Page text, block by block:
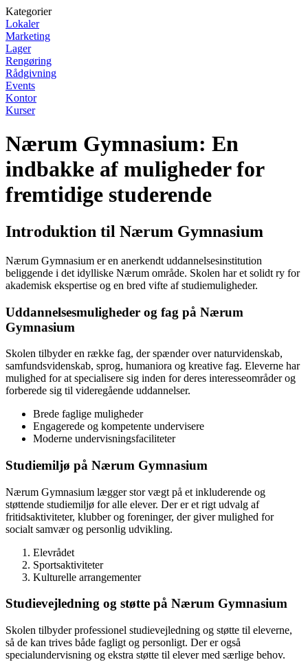
Kategorier
Lokaler
Marketing
Lager
Rengøring
Rådgivning
Events
Kontor
Kurser
Nærum Gymnasium: En
indbakke af muligheder for
fremtidige studerende
Introduktion til Nærum Gymnasium
Nærum Gymnasium er en anerkendt uddannelsesinstitution
beliggende i det idylliske Nærum område. Skolen har et solidt ry for
akademisk ekspertise og en bred vifte af studiemuligheder.
Uddannelsesmuligheder og fag på Nærum
Gymnasium
Skolen tilbyder en række fag, der spænder over naturvidenskab,
samfundsvidenskab, sprog, humaniora og kreative fag. Eleverne har
mulighed for at specialisere sig inden for deres interesseområder og
forberede sig til videregående uddannelser.
Brede faglige muligheder
Engagerede og kompetente undervisere
Moderne undervisningsfaciliteter
Studiemiljø på Nærum Gymnasium
Nærum Gymnasium lægger stor vægt på et inkluderende og
støttende studiemiljø for alle elever. Der er et rigt udvalg af
fritidsaktiviteter, klubber og foreninger, der giver mulighed for
socialt samvær og personlig udvikling.
Elevrådet
Sportsaktiviteter
Kulturelle arrangementer
Studievejledning og støtte på Nærum Gymnasium
Skolen tilbyder professionel studievejledning og støtte til eleverne,
så de kan trives både fagligt og personligt. Der er også
specialundervisning og ekstra støtte til elever med særlige behov.